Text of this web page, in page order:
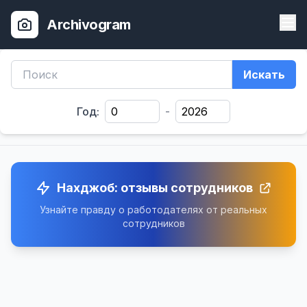
Archivogram
Искать
Год: -
Нахджоб: отзывы сотрудников
Узнайте правду о работодателях от реальных
сотрудников